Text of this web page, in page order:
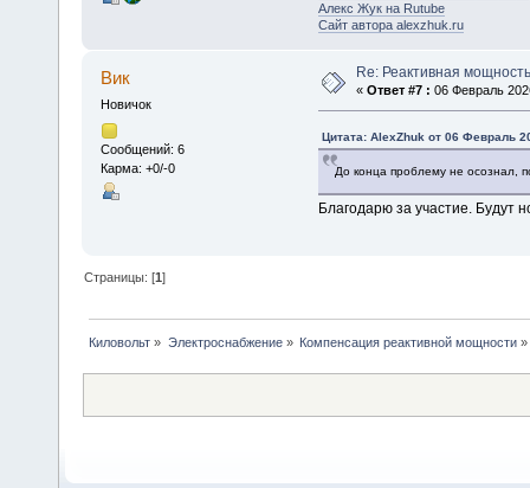
Алекс Жук на Rutube
Сайт автора alexzhuk.ru
Вик
Новичок
Сообщений: 6
Карма: +0/-0
Re: Реактивная
« Ответ #7 : 06 Февраль
Цитата: AlexZhuk от 06 Февраль
До конца проблему не осознал,
Благодарю за участие. Будут
Страницы: [1]
Киловольт » Электроснабжение» Компенсация реактивной мощности»